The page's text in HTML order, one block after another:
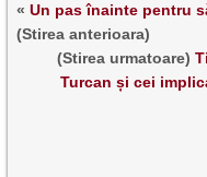
«Un pas înainte pentru
(Stirea anterioara)
(Stirea urmatoare)
Turcan și cei